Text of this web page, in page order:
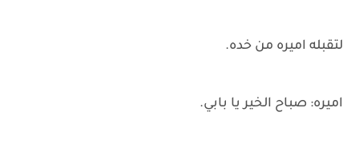
لتقبله اميره من خده.
اميره: صباح الخير يا بابي.